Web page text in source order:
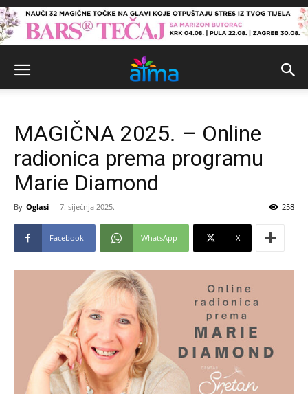
MAGIČNA 2025. – Online
radionica prema programu
Marie Diamond
By Oglasi - 7. siječnja 2025. 258
Facebook WhatsApp X